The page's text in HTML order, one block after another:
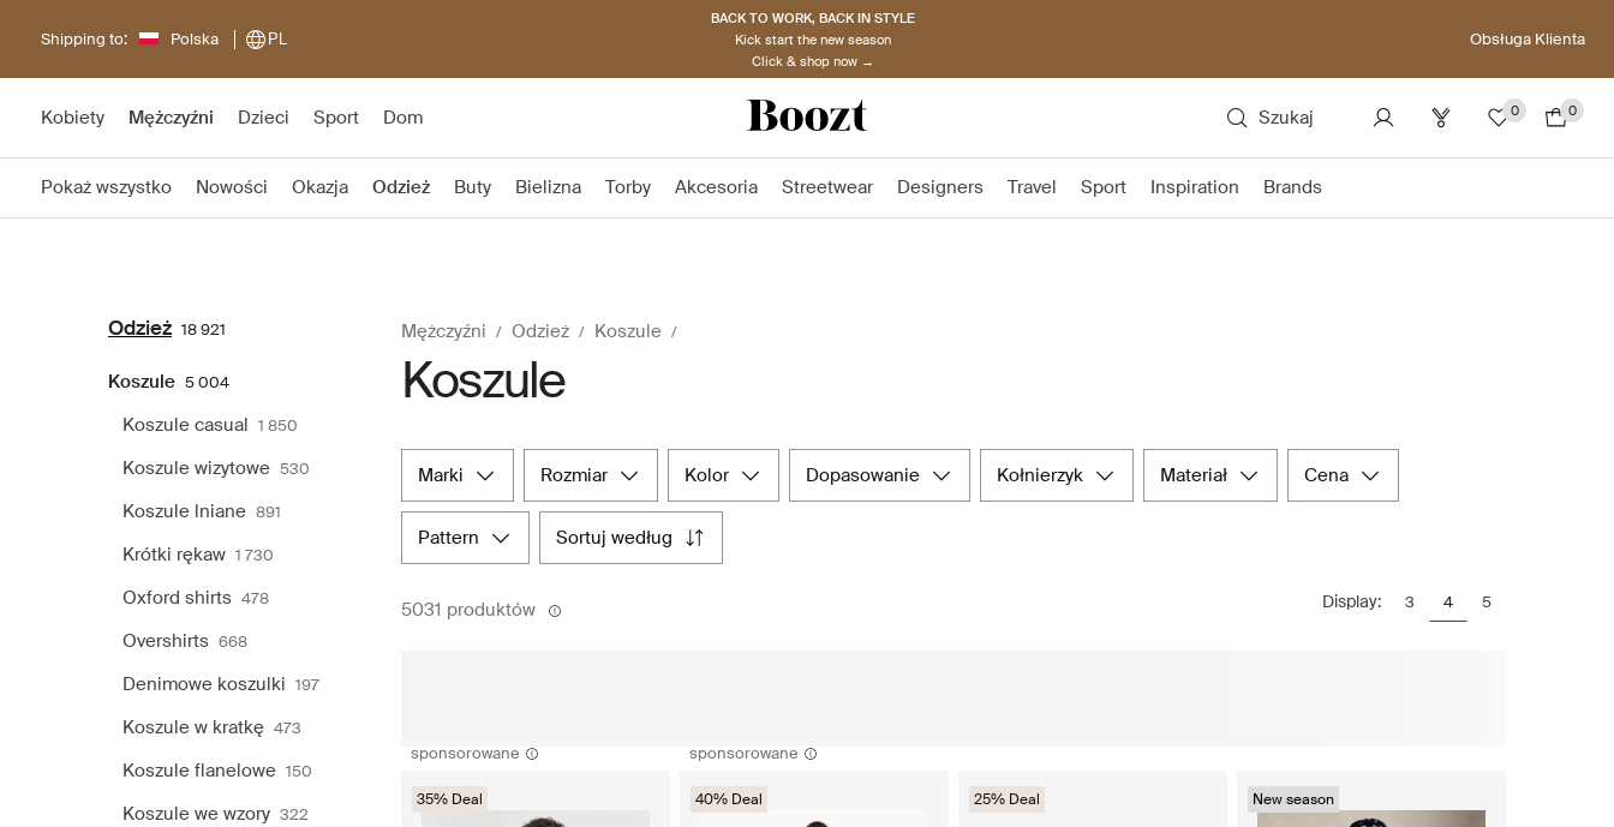
Shipping to: Polska PL
BACK TO WORK, BACK IN STYLE
Kick start the new season
Click & shop now →
Obsługa Klienta
Kobiety Mężczyźni Dzieci Sport Dom Szukaj 0 0
Pokaż wszystko Nowości Okazja Odzież Buty Bielizna Torby Akcesoria Streetwear Designers Travel Sport Inspiration Brands
Odzież 18 921
Koszule 5 004
Koszule casual 1 850
Koszule wizytowe 530
Koszule lniane 891
Krótki rękaw 1 730
Oxford shirts 478
Overshirts 668
Denimowe koszulki 197
Koszule w kratkę 473
Koszule flanelowe 150
Koszule we wzory 322
Mężczyźni Odzież Koszule
Koszule
marki rozmiar kolor dopasowanie kołnierzyk materiał cena
pattern sortuj według
5031 produktów Display: 3 4 5
sponsorowane
35% Deal
sponsorowane
40% Deal 25% Deal New season